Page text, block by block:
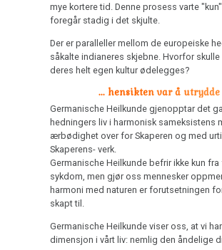
Biologiske
Naturlov
Naturlov
NOMENKLATUR
Webstedet
oppførelse
pasienter,
mye kortere tid. Denne prosess varte
foregår stadig i det skjulte.
Der er paralleller mellom de europeiske
såkalte indianeres skjebne. Hvorfor
deres helt egen kultur ødelegges?
... hensikten var å utrydde
Germanische Heilkunde gjenopptar det
hedningers liv i harmonisk sameksistens
ærbødighet over for Skaperen og med
Skaperens- verk.
Germanische Heilkunde befrir ikke kun
sykdom, men gjør oss mennesker
harmoni med naturen er forutsetningen
skapt til.
Germanische Heilkunde viser oss, at vi
dimensjon i vårt liv: nemlig den åndelige